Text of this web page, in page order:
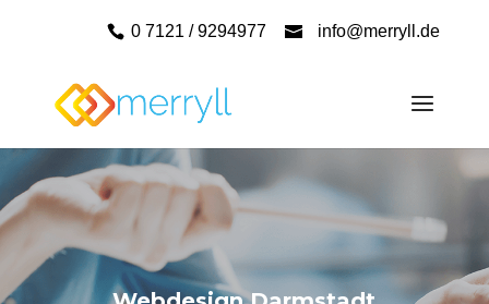
0 7121 / 9294977 info@merryll.de